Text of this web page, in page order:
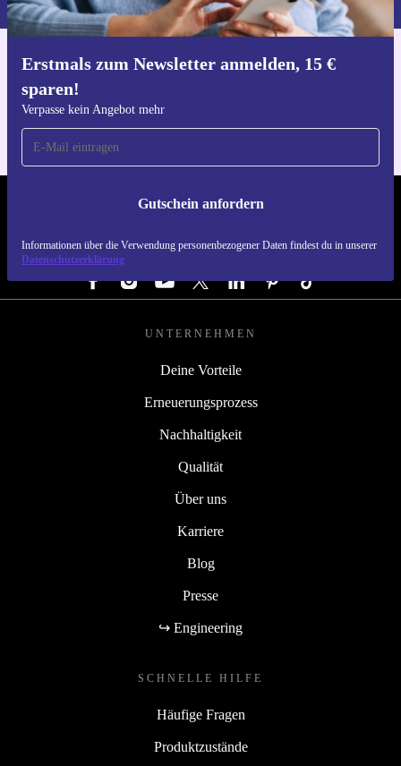
Erstmals zum Newsletter anmelden, 15 €
sparen!
Verpasse kein Angebot mehr
Gutschein anfordern
Informationen über die Verwendung personenbezogener Daten findest du in unserer
Datenschutzerklärung
Hol dir die refurbed-App
REFURBED DEUTSCHLAND - RETHINK NEW.
FOLGE UNS
UNTERNEHMEN
Deine Vorteile
Erneuerungsprozess
Nachhaltigkeit
Qualität
Über uns
Karriere
Blog
Presse
↪ Engineering
SCHNELLE HILFE
Häufige Fragen
Produktzustände